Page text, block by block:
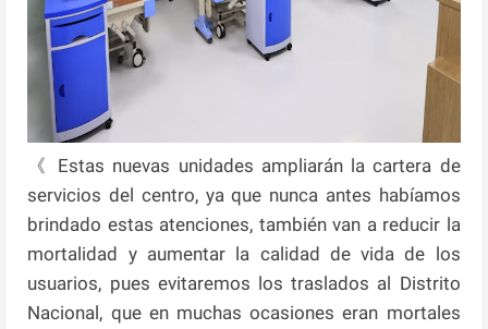
《 Estas nuevas unidades ampliarán la cartera de
servicios del centro, ya que nunca antes habíamos
brindado estas atenciones, también van a reducir la
mortalidad y aumentar la calidad de vida de los
usuarios, pues evitaremos los traslados al Distrito
Nacional, que en muchas ocasiones eran mortales